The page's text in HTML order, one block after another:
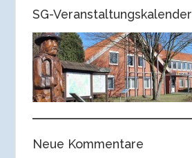
SG-Veranstaltungskalender
Neue Kommentare